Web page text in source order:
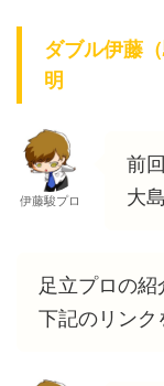
ダブル伊藤
明
伊藤駿プロ
前
大
足立プロの
下記のリンク